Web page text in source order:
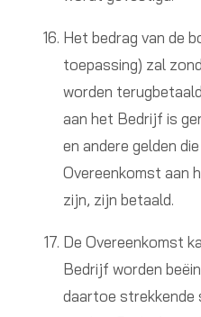
Het bedrag van de
toepassing) zal
worden
aan het Bedrijf is
en andere gelden
Overeenkomst aan
zijn, zijn betaald.
De Overeenkomst
Bedrijf worden
daartoe strekkende